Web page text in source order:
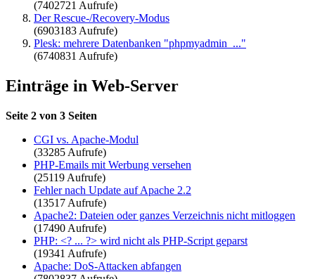
(7402721 Aufrufe)
Der Rescue-/Recovery-Modus
(6903183 Aufrufe)
Plesk: mehrere Datenbanken "phpmyadmin_..."
(6740831 Aufrufe)
Einträge in Web-Server
Seite 2 von 3 Seiten
CGI vs. Apache-Modul
(33285 Aufrufe)
PHP-Emails mit Werbung versehen
(25119 Aufrufe)
Fehler nach Update auf Apache 2.2
(13517 Aufrufe)
Apache2: Dateien oder ganzes Verzeichnis nicht mitloggen
(17490 Aufrufe)
PHP: <? ... ?> wird nicht als PHP-Script geparst
(19341 Aufrufe)
Apache: DoS-Attacken abfangen